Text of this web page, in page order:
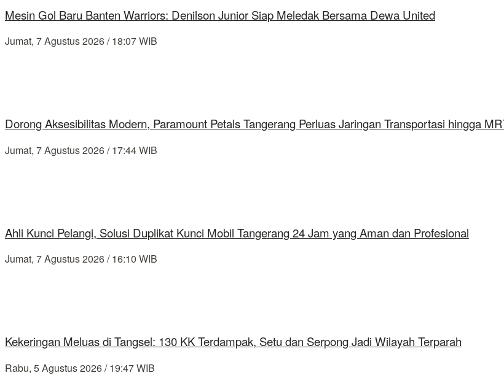
Mesin Gol Baru Banten Warriors: Denilson Junior Siap Meledak Bersama Dewa United
Jumat, 7 Agustus 2026 / 18:07 WIB
Dorong Aksesibilitas Modern, Paramount Petals Tangerang Perluas Jaringan Transportasi hingga
Jumat, 7 Agustus 2026 / 17:44 WIB
Ahli Kunci Pelangi, Solusi Duplikat Kunci Mobil Tangerang 24 Jam yang Aman dan Profesional
Jumat, 7 Agustus 2026 / 16:10 WIB
Kekeringan Meluas di Tangsel: 130 KK Terdampak, Setu dan Serpong Jadi Wilayah Terparah
Rabu, 5 Agustus 2026 / 19:47 WIB